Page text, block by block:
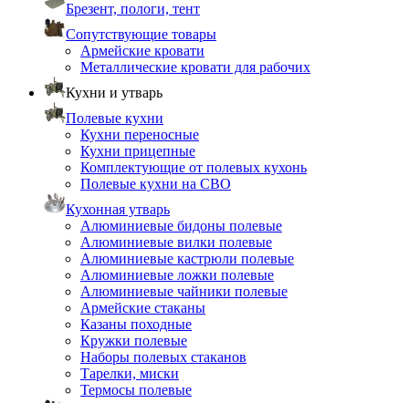
Брезент, пологи, тент
Сопутствующие товары
Армейские кровати
Металлические кровати для рабочих
Кухни и утварь
Полевые кухни
Кухни переносные
Кухни прицепные
Комплектующие от полевых кухонь
Полевые кухни на СВО
Кухонная утварь
Алюминиевые бидоны полевые
Алюминиевые вилки полевые
Алюминиевые кастрюли полевые
Алюминиевые ложки полевые
Алюминиевые чайники полевые
Армейские стаканы
Казаны походные
Кружки полевые
Наборы полевых стаканов
Тарелки, миски
Термосы полевые